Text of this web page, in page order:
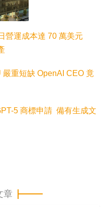
營運成本達 70 萬美元
嚴重短缺 OpenAI CEO 竟
5 商標申請 備有生成文
章